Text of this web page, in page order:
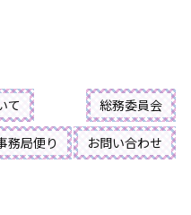
て 総務委員会
務局便り お問い合わせ